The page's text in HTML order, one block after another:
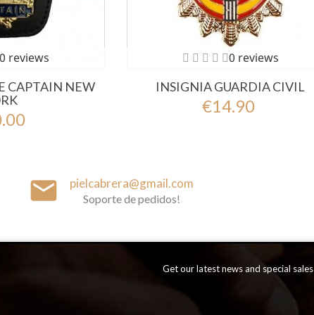
0 reviews
CAPTAIN NEW
0 reviews
INSIGNIA GUARDIA CIVIL
€14.90
email pielcabrera@gmail.com
Soporte de pedidos!
Get our latest news and special sales